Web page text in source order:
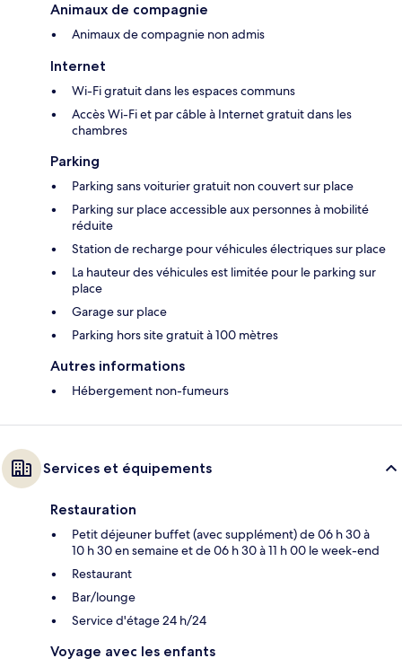
Animaux de compagnie
Animaux de compagnie non admis
Internet
Wi-Fi gratuit dans les espaces communs
Accès Wi-Fi et par câble à Internet gratuit dans les
chambres
Parking
Parking sans voiturier gratuit non couvert sur place
Parking sur place accessible aux personnes à mobilité
réduite
Station de recharge pour véhicules électriques sur place
La hauteur des véhicules est limitée pour le parking sur
place
Garage sur place
Parking hors site gratuit à 100 mètres
Autres informations
Hébergement non-fumeurs
Services et équipements
Restauration
Petit déjeuner buffet (avec supplément) de 06 h 30 à
10 h 30 en semaine et de 06 h 30 à 11 h 00 le week-end
Restaurant
Bar/lounge
Service d'étage 24 h/24
Voyage avec les enfants